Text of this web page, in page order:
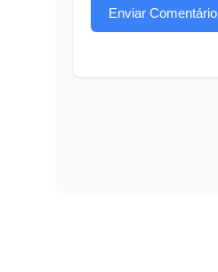
Enviar Comentário